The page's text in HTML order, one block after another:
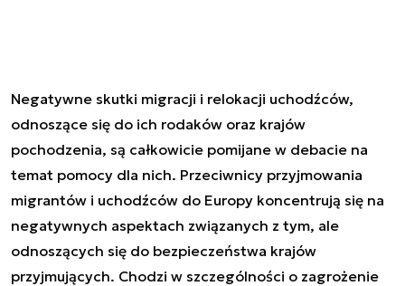
Negatywne skutki migracji i relokacji uchodźców,
odnoszące się do ich rodaków oraz krajów
pochodzenia, są całkowicie pomijane w debacie na
temat pomocy dla nich. Przeciwnicy przyjmowania
migrantów i uchodźców do Europy koncentrują się na
negatywnych aspektach związanych z tym, ale
odnoszących się do bezpieczeństwa krajów
przyjmujących. Chodzi w szczególności o zagrożenie